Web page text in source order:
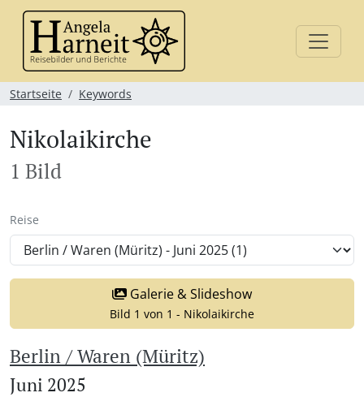
Startseite Keywords
Nikolaikirche
1 Bild
Reise
Galerie & Slideshow
Bild 1 von 1 - Nikolaikirche
Berlin / Waren (Müritz)
Juni 2025